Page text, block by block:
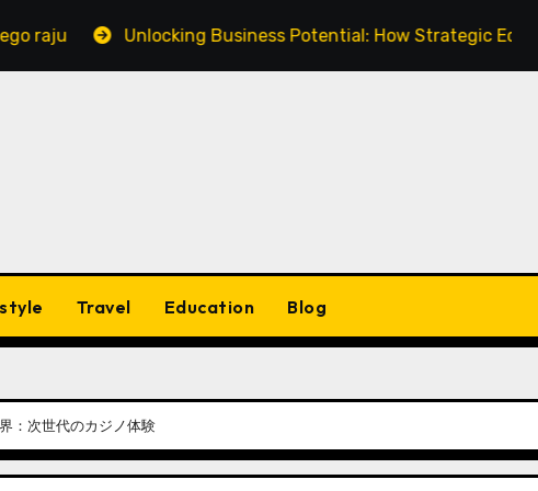
Unlocking Business Potential: How Strategic Equipment
Travel Education Blog
：次世代のカジノ体験